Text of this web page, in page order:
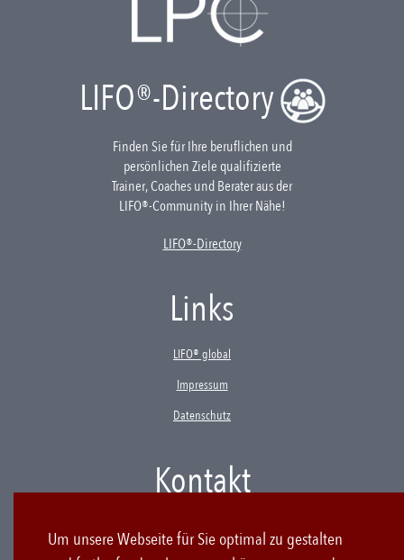
Um unsere Webseite für Sie optimal zu gestalten
LIFO®-Directory
Finden Sie für Ihre beruflichen und
persönlichen Ziele qualifizierte
Trainer, Coaches und Berater aus der
LIFO®-Community in Ihrer Nähe!
LIFO®-Directory
Links
LIFO® global
Impressum
Datenschutz
Kontakt
Westenriederstraße 19